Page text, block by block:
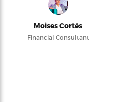
Moises Cortés
Financial Consultant